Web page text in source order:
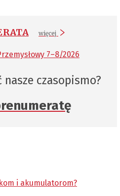
więcej
nasze czasopismo?